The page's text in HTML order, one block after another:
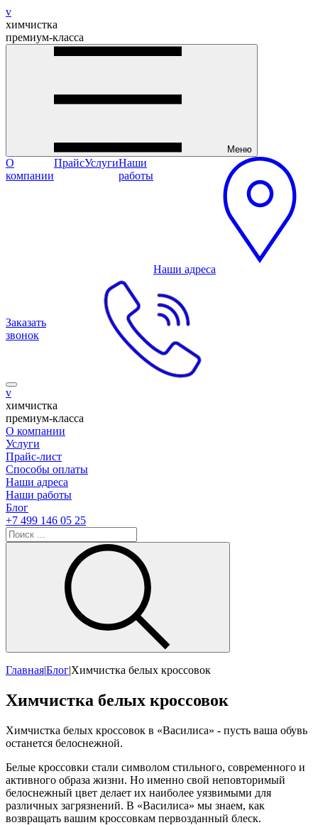
v
химчистка
премиум-класса
Меню
О
компании
ПрайсУслугиНаши
работы
Наши адреса
Заказать
звонок
v
химчистка
премиум-класса
О компании
Услуги
Прайс-лист
Способы оплаты
Наши адреса
Наши работы
Блог
+7 499 146 05 25
Главная|Блог|Химчистка белых кроссовок
Химчистка белых кроссовок
Химчистка белых кроссовок в «Василиса» - пусть ваша обувь
останется белоснежной.
Белые кроссовки стали символом стильного, современного и
активного образа жизни. Но именно свой неповторимый
белоснежный цвет делает их наиболее уязвимыми для
различных загрязнений. В «Василиса» мы знаем, как
возвращать вашим кроссовкам первозданный блеск.